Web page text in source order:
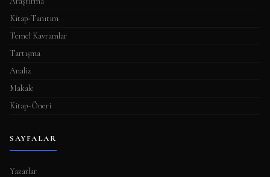
Kitap-Tanıtım
Temel Kavramlar
Tartışma
Analiz
Makale
Kitap-Öneri
SAYFALAR
Yazarlar